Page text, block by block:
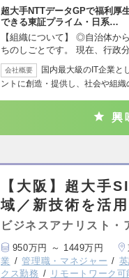
超大手NTTデータGPで福利厚
できる東証プライム・日系…
【組織について】 ◎自治体か
ちのしごとです。 現在、行政
会社概要
国内最大級のIT企業と
ントに創造・提供し、社会や組
興
【大阪】超大手
域／新技術を活
ビジネスアナリスト・
950万円 ～ 1449万円
業
管理職・マネジャー
クス勤務
リモートワーク可